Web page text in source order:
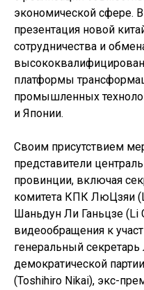
экономической сфере.
презентация новой
сотрудничества и
платформы
промышленных
и Японии.
Своим присутствием
представители
провинции, включая
комитета КПК ЛюЦзяи
Шаньдун Ли Ганьцзе (Li
видеообращения к
генеральный
демократической
(Toshihiro Nikai), экс-